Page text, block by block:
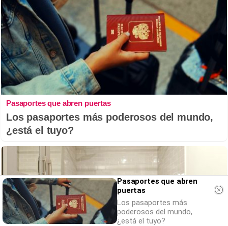
Pasaportes que abren puertas
Los pasaportes más poderosos del mundo,
¿está el tuyo?
Pasaportes que abren
puertas
Los pasaportes más
poderosos del mundo,
¿está el tuyo?